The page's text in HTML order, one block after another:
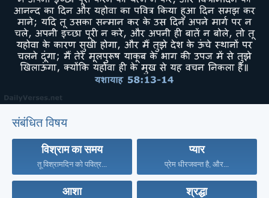
संबंधित विषय
विश्राम का समय
तू विश्रामदिन को पवित्र...
प्यार
प्रेम धीरजवन्त है, और...
आशा श्रद्धा